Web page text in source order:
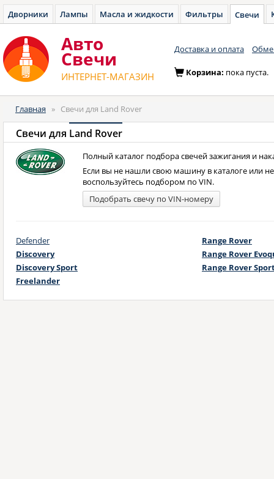
Дворники Лампы Масла и жидкости Фильтры Свечи
Авто
Cвечи
ИНТЕРНЕТ-МАГАЗИН
Доставка и оплата
Корзина: пока пуста.
Главная » Свечи для Land Rover
Свечи для Land Rover
Полный каталог подбора свечей зажигания и
Если вы не нашли свою машину в каталоге или
воспользуйтесь подбором по VIN.
Подобрать свечу по VIN-номеру
Defender
Discovery
Discovery Sport
Freelander
Range Rover
Range Rover
Range Rover